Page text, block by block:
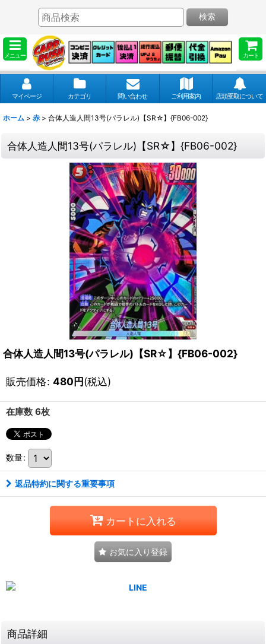
メニュー カート
検索
マイページ カテゴリ 問い合わせ ご利用案内 店頭受取について
ホーム > 赤 > 合体人造人間13号(パラレル)【SR☆】{FB06-002}
合体人造人間13号(パラレル)【SR☆】{FB06-002}
合体人造人間13号(パラレル)【SR☆】{FB06-002}
販売価格: 480円(税込)
在庫数 6枚
数量:
返品特約に関する重要事項
カートに入れる
お気に入り登録
商品詳細